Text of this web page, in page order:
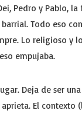
Pedro y Pablo,
Todo eso
Lo religioso y
empujaba.
Deja de ser
El contexto